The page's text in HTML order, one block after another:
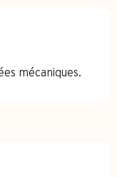
mécaniques.